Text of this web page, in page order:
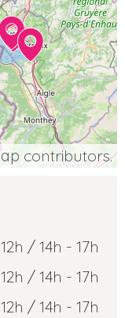
contributors.
/ 14h - 17h
/ 14h - 17h
/ 14h - 17h